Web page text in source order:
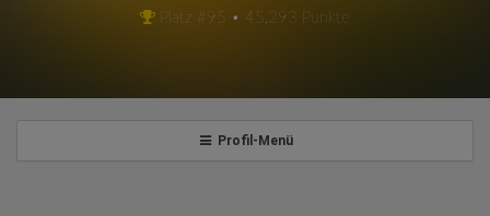
Platz #95 • 45,293 Punkte
Profil-Menü